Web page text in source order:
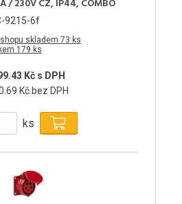
/ 230V CZ, IP44, COMBO
9215-6f
skladem 73 ks
179 ks
Kč s DPH
Kč bez DPH
ks